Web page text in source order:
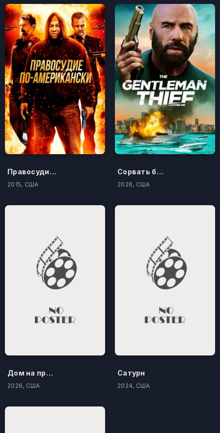
Правосудие по-американски
2015, США
Сорвать банк 3: Вор-джентльмен
2026, США
Дом на проклятом холме
2026, США
Сатурн
2024, США